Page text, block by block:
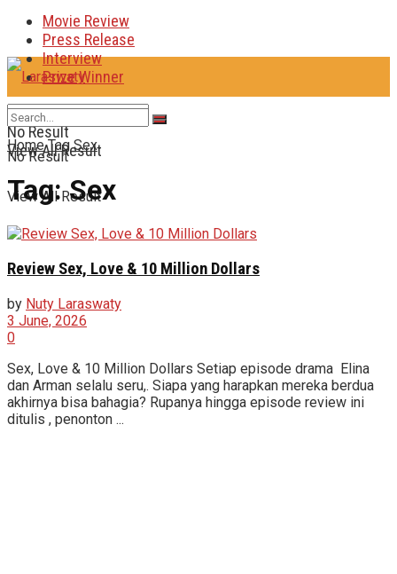
Movie Review
Press Release
Interview
Prize Winner
No Result
View All Result
No Result
View All Result
Home Tag Sex
Tag:Sex
Review Sex, Love & 10 Million Dollars
by Nuty Laraswaty
3 June, 2026
0
Sex, Love & 10 Million Dollars Setiap episode drama Elina
dan Arman selalu seru,. Siapa yang harapkan mereka berdua
akhirnya bisa bahagia? Rupanya hingga episode review ini
ditulis , penonton ...